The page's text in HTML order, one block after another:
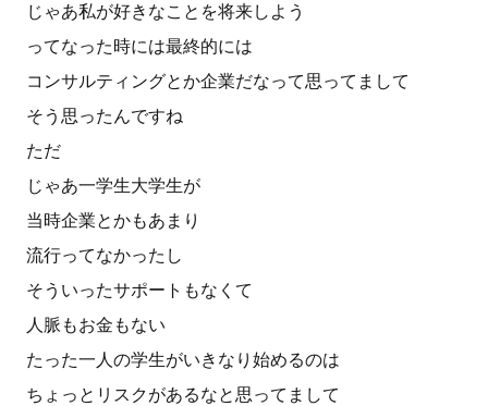
じゃあ私が好きなことを将来しよう
ってなった時には最終的には
コンサルティングとか企業だなって思ってまして
そう思ったんですね
ただ
じゃあ一学生大学生が
当時企業とかもあまり
流行ってなかったし
そういったサポートもなくて
人脈もお金もない
たった一人の学生がいきなり始めるのは
ちょっとリスクがあるなと思ってまして